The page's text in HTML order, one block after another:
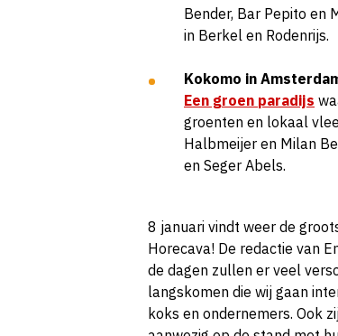
Bender, Bar Pepito en
in Berkel en Rodenrijs.
Kokomo in
Een groen paradijs
groenten en lokaal
Halbmeijer en Milan
en Seger Abels.
8 januari vindt weer de
Horecava! De redactie van
de dagen zullen er veel
langskomen die wij gaan
koks en ondernemers. Ook